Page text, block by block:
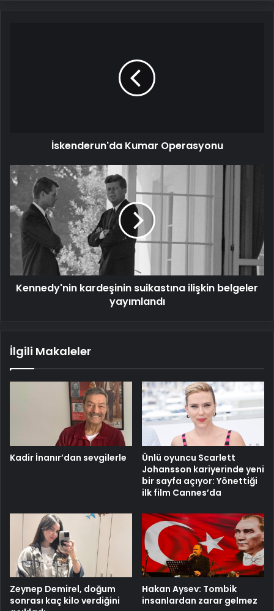
İskenderun'da Kumar Operasyonu
Kennedy'nin
kardeşinin
suikastına
ilişkin
yayımlandı
Kennedy'nin kardeşinin suikastına ilişkin belgeler
yayımlandı
İlgili Makaleler
Kadir İnanır’dan sevgilerle
Ünlü oyuncu Scarlett
Johansson kariyerinde yeni
bir sayfa açıyor: Yönettiği
ilk film Cannes’da
Zeynep Demirel, doğum
sonrası kaç kilo verdiğini
Hakan Aysev: Tombik
insanlardan zarar gelmez